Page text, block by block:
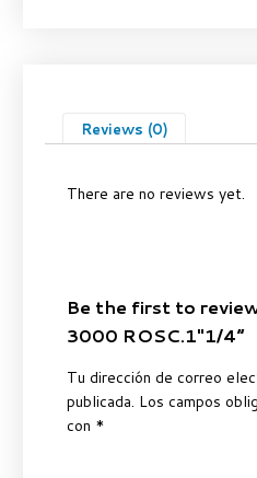
Reviews (0)
There are no reviews yet.
Be the first to
3000 ROSC.1″1/4”
Tu dirección de correo
publicada. Los campos
con *